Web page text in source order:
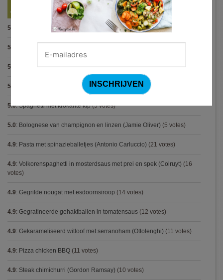
Best Beoordeelde Recepten
5.0 Spaghetti bolognese maison (15 votes)
5.0
5.0 Pasta carbonara met mosselen(5 votes)
5.0
5.0:Spaghetti met krokante kip(5 votes)
5.0: Bolognese van champignon en linzen (Jamie Oliver) (5 votes)
4.9: Pasta met spinazieballetjes (Antonio Carluccio) (21 votes)
4.9: Volkorenspaghetti in mosterdsaus met prei en spek (Colruyt) (16
votes)
4.9: Gegrilde nougat met esdoornsiroop (14 votes)
4.9: Gegratineerde gehaktballen in tomatensaus (12 votes)
4.9: Gekarameliseerd witloof met serranoham (Ottolenghi) (11 votes)
4.9: Pizza chicken BBQ (11 votes)
4.9: Steak chimichurri (Gordon Ramsay) (10 votes)